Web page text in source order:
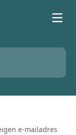
e-mailadres